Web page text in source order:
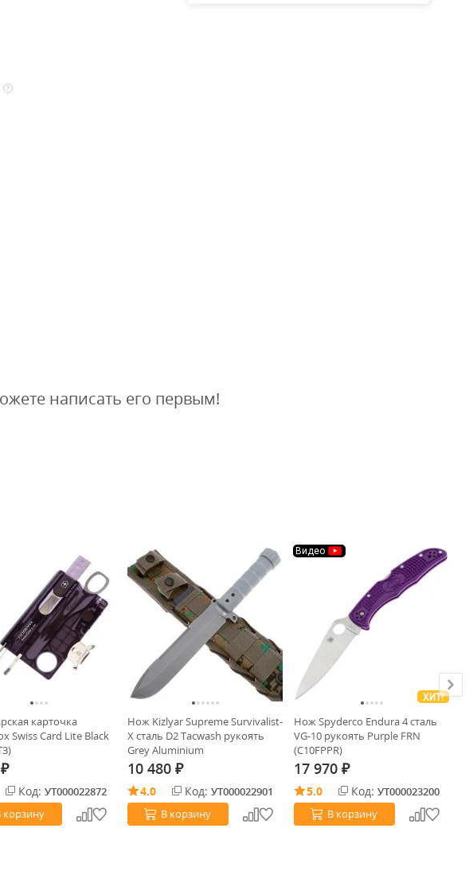
?
написать его первым!
карточка
Swiss Card Lite Black
₽
Код: УТ000022872
корзину
Нож Kizlyar Supreme Survivalist-
X сталь D2 Tacwash рукоять
Grey Aluminium
10 480 ₽
4.0 Код: УТ000022901
В корзину
Видео
ХИТ!
Нож Spyderco Endura 4 сталь
VG-10 рукоять Purple FRN
(C10FPPR)
17 970 ₽
5.0 Код: УТ000023200
В корзину